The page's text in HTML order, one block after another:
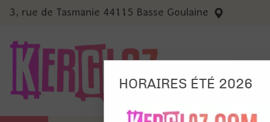
3, rue de Tasmanie 44115 Basse Goulaine
HORAIRES ÉTÉ 2026